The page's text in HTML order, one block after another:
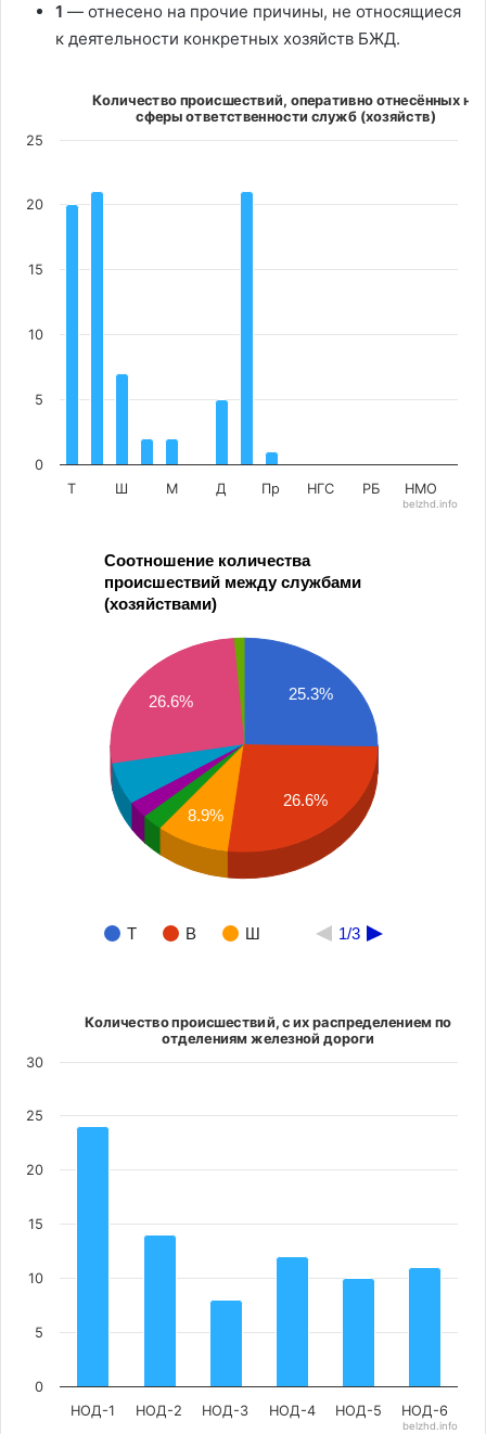
1 — отнесено на прочие причины, не относящиеся
к деятельности конкретных хозяйств БЖД.
Bar chart with 16 bars.
The chart has 1 X axis displaying categories.
Количество происшествий, оперативно отнесённых на
сферы ответственности служб (хозяйств)
Т Ш М Д Пр НГС РБ НМО
0
5
10
15
20
25
belzhd.info
Соотношение количества
происшествий между службами
(хозяйствами)
Т В Ш 1/3
25.3%
26.6%
8.9%
26.6%
Bar chart with 6 bars.
The chart has 1 X axis displaying categories.
Количество происшествий, с их распределением по
отделениям железной дороги
НОД-1 НОД-2 НОД-3 НОД-4 НОД-5 НОД-6
0
5
10
15
20
25
30
belzhd.info